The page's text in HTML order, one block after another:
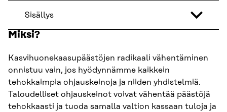
Sisällys
Miksi?
Kasvihuonekaasupäästöjen radikaali vähentäminen
onnistuu vain, jos hyödynnämme kaikkein
tehokkaimpia ohjauskeinoja ja niiden yhdistelmiä.
Taloudelliset ohjauskeinot voivat vähentää päästöjä
tehokkaasti ja tuoda samalla valtion kassaan tuloja ja